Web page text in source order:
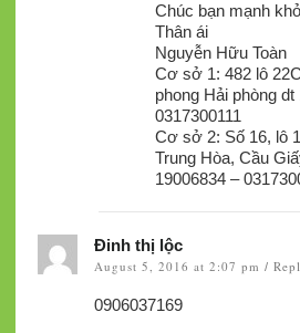
Chúc bạn mạnh
Thân ái
Nguyễn Hữu Toàn
Cơ sở 1: 482 lô
phong Hải phòng dt
0317300111
Cơ sở 2: Số 16, lô
Trung Hòa, Cầu
19006834 –
Đinh thị lộc
August 5, 2016 at 2:07 pm /
0906037169